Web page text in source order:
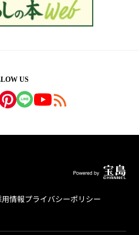
US
情報プライバシーポリシー